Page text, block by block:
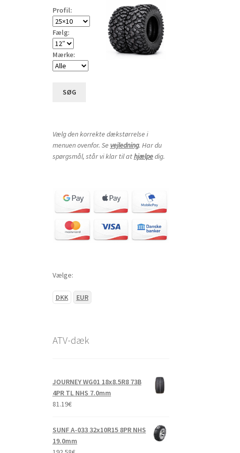
Profil:
Fælg:
Mærke:
SØG
Vælg den korrekte dækstørrelse i
menuen ovenfor. Se vejledning. Har du
spørgsmål, står vi klar til athjælpedig.
Vælge:
DKK EUR
ATV-dæk
JOURNEY WG01 18x8.5R8 73B
4PR TL NHS 7.0mm
81.19€
SUNF A-033 32x10R15 8PR NHS
19.0mm